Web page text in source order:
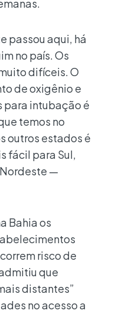
passou aqui, há
no país. Os
difíceis. O
de oxigênio e
intubação é
temos no
outros estados é
fácil para Sul,
—
Bahia os
risco de
que
distantes”
no acesso a